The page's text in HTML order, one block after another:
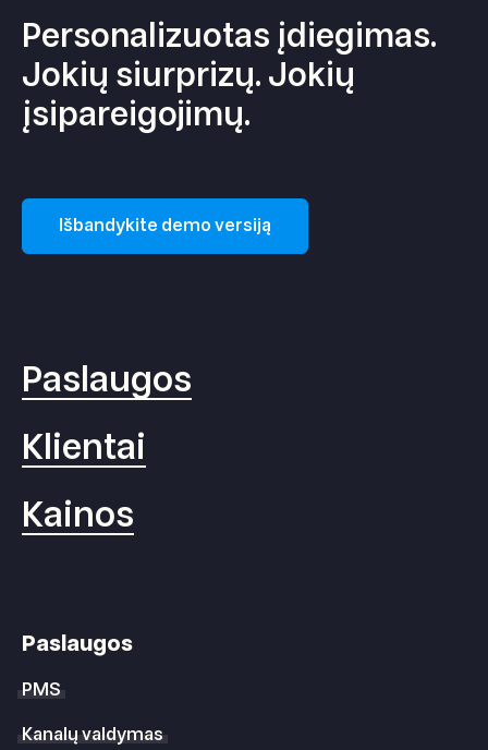
Personalizuotas įdiegimas.
Jokių siurprizų. Jokių
įsipareigojimų.
Išbandykite demo versiją
Paslaugos
Klientai
Kainos
Paslaugos
PMS
Kanalų valdymas